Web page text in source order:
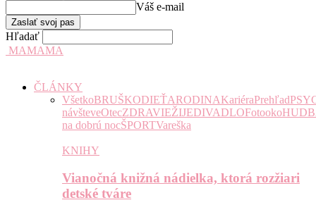
Váš e-mail
Hľadať
MAMAMA
ČLÁNKY
VšetkoBRUŠKODIEŤARODINAKariéraPrehľad
návšteveOtecZDRAVIEŽIJEDIVADLOFotooko
na dobrú nocŠPORTVareška
KNIHY
Vianočná knižná nádielka, ktorá rozžiari
detské tváre